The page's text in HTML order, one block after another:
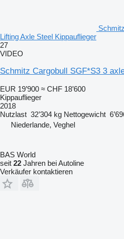
Lifting Axle Steel Kippauflieger
27
VIDEO
Schmitz Cargobull SGF*S3 3
EUR 19’900 ≈ CHF 18’600
Kippauflieger
2018
Nutzlast 32’304 kg Nettogewicht
Niederlande, Veghel
BAS World
seit 22 Jahren bei Autoline
Verkäufer kontaktieren